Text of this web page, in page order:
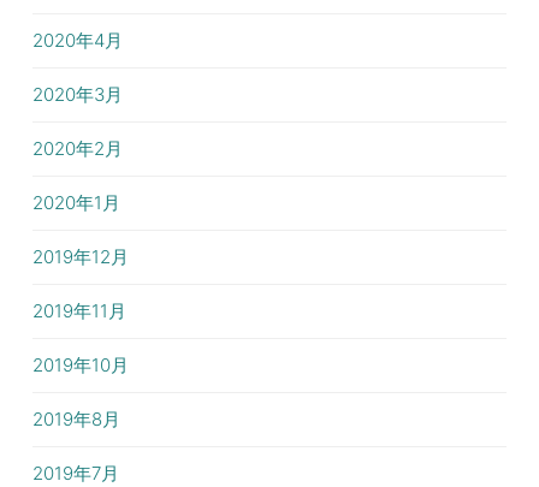
2020年4月
2020年3月
2020年2月
2020年1月
2019年12月
2019年11月
2019年10月
2019年8月
2019年7月